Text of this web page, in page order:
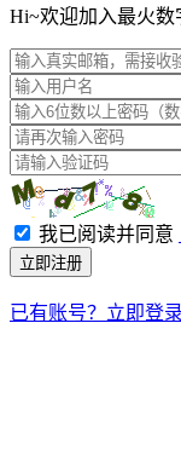
Hi~欢迎加入最火数
我已阅读并同意
立即注册
已有账号？立即登录